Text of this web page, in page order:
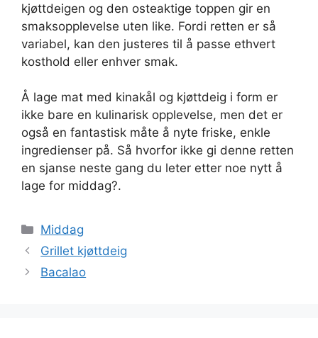
kjøttdeigen og den osteaktige toppen gir en
smaksopplevelse uten like. Fordi retten er så
variabel, kan den justeres til å passe ethvert
kosthold eller enhver smak.
Å lage mat med kinakål og kjøttdeig i form er
ikke bare en kulinarisk opplevelse, men det er
også en fantastisk måte å nyte friske, enkle
ingredienser på. Så hvorfor ikke gi denne retten
en sjanse neste gang du leter etter noe nytt å
lage for middag?.
Kategorier
Middag
Grillet kjøttdeig
Bacalao